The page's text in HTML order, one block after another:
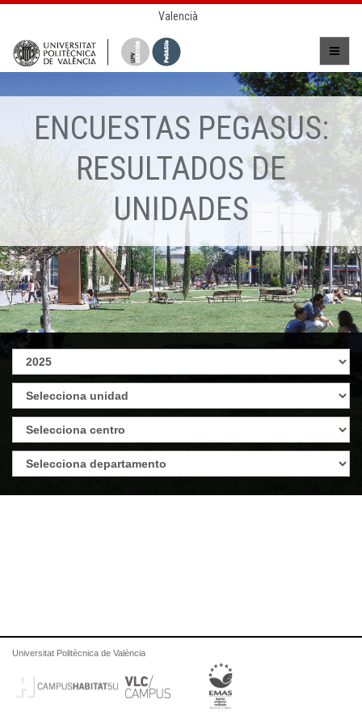
Valencià
ENCUESTAS PEGASUS:
RESULTADOS DE
UNIDADES
Universitat Politècnica de València